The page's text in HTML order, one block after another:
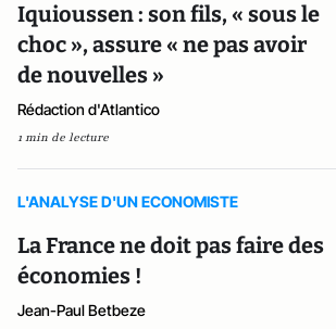
Iquioussen : son fils, « sous le
choc », assure « ne pas avoir
de nouvelles »
Rédaction d'Atlantico
1 min de lecture
L'ANALYSE D'UN ECONOMISTE
La France ne doit pas faire des
économies !
Jean-Paul Betbeze